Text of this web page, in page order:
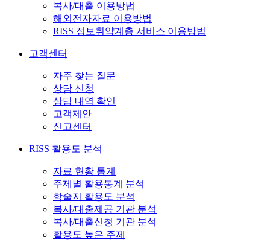
복사/대출 이용방법
해외전자자료 이용방법
RISS 정보취약계층 서비스 이용방법
고객센터
자주 찾는 질문
상담 신청
상담 내역 확인
고객제안
신고센터
RISS 활용도 분석
자료 현황 통계
주제별 활용통계 분석
학술지 활용도 분석
복사/대출제공 기관 분석
복사/대출신청 기관 분석
활용도 높은 주제